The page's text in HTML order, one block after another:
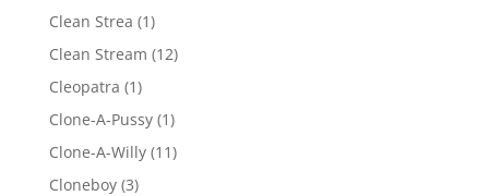
Clean Strea (1)
Clean Stream (12)
Cleopatra (1)
Clone-A-Pussy (1)
Clone-A-Willy (11)
Cloneboy (3)